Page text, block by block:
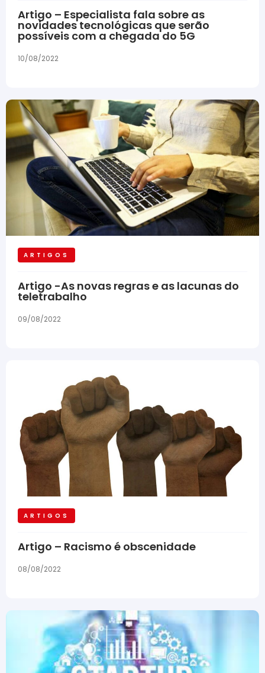
Artigo – Especialista fala sobre as
novidades tecnológicas que serão
possíveis com a chegada do 5G
10/08/2022
ARTIGOS
Artigo -As novas regras e as lacunas do
teletrabalho
09/08/2022
ARTIGOS
Artigo – Racismo é obscenidade
08/08/2022